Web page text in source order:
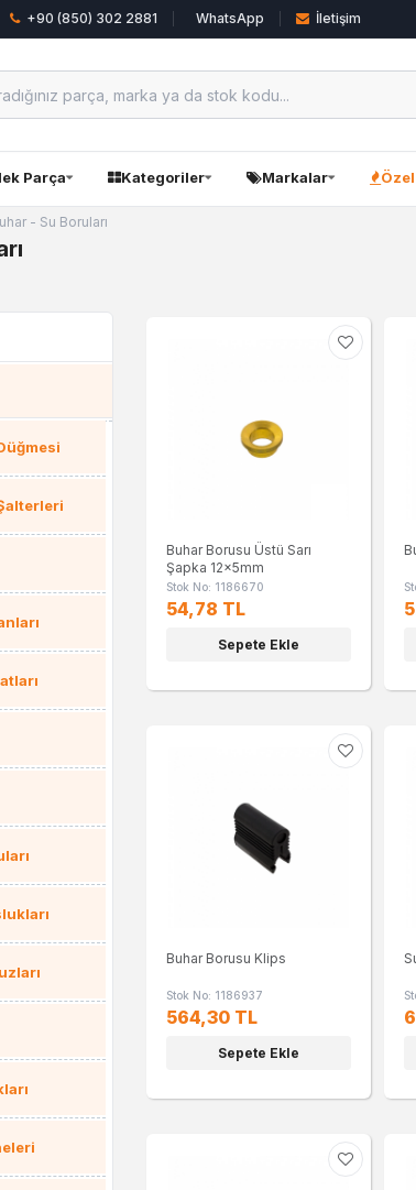
+90 (850) 302 2881 WhatsApp İletişim
Parça Kategoriler Markalar
- Su Boruları
Buhar Borusu Üstü Sarı
Şapka 12x5mm
Stok No: 1186670
54,78 TL
Sepete Ekle
Buhar Borusu Klips
Stok No: 1186937
564,30 TL
Sepete Ekle